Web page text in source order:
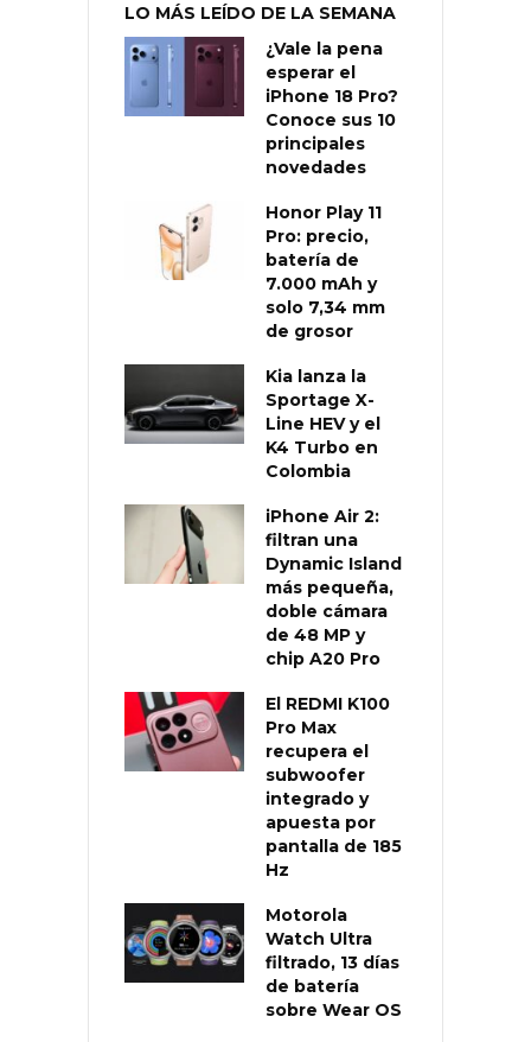
LO MÁS LEÍDO DE LA SEMANA
¿Vale la pena
esperar el
iPhone 18 Pro?
Conoce sus 10
principales
novedades
Honor Play 11
Pro: precio,
batería de
7.000 mAh y
solo 7,34 mm
de grosor
Kia lanza la
Sportage X-
Line HEV y el
K4 Turbo en
Colombia
iPhone Air 2:
filtran una
Dynamic Island
más pequeña,
doble cámara
de 48 MP y
chip A20 Pro
El REDMI K100
Pro Max
recupera el
subwoofer
integrado y
apuesta por
pantalla de 185
Hz
Motorola
Watch Ultra
filtrado, 13 días
de batería
sobre Wear OS